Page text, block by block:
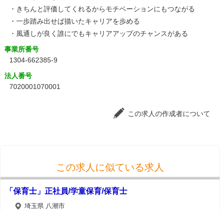
・きちんと評価してくれるからモチベーションにもつながる
・一歩踏み出せば描いたキャリアを歩める
・風通しが良く誰にでもキャリアアップのチャンスがある
事業所番号
1304-662385-9
法人番号
7020001070001
この求人の作成者について
この求人に似ている求人
「保育士」正社員/学童保育/保育士
埼玉県 八潮市